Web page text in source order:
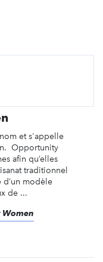
et s'appelle
Opportunity
afin qu’elles
traditionnel
modèle
de ...